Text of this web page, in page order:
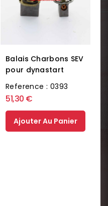
Balais Charbons SEV
pour dynastart
Reference : 0393
51,30 €
Ajouter Au Panier